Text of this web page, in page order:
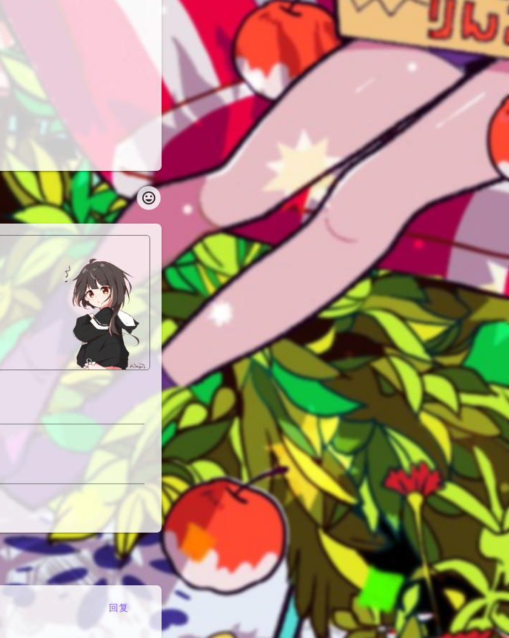
insert_emoticon
回复